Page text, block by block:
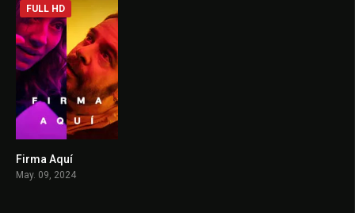
FULL HD
Firma Aquí
May. 09, 2024